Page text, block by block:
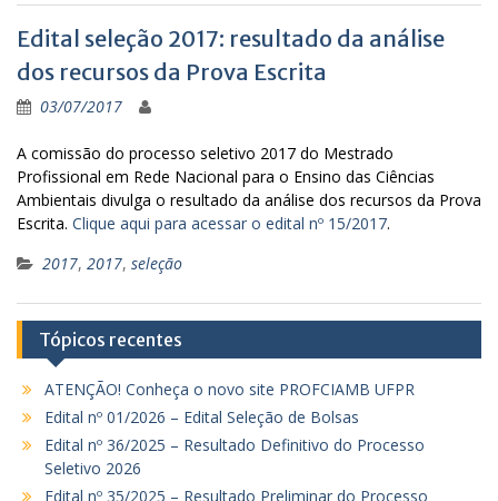
Edital seleção 2017: resultado da análise
dos recursos da Prova Escrita
03/07/2017
A comissão do processo seletivo 2017 do Mestrado
Profissional em Rede Nacional para o Ensino das Ciências
Ambientais divulga o resultado da análise dos recursos da Prova
Escrita. Clique aqui para acessar o edital nº 15/2017.
2017, 2017, seleção
Tópicos recentes
ATENÇÃO! Conheça o novo site PROFCIAMB UFPR
Edital nº 01/2026 – Edital Seleção de Bolsas
Edital nº 36/2025 – Resultado Definitivo do Processo
Seletivo 2026
Edital nº 35/2025 – Resultado Preliminar do Processo